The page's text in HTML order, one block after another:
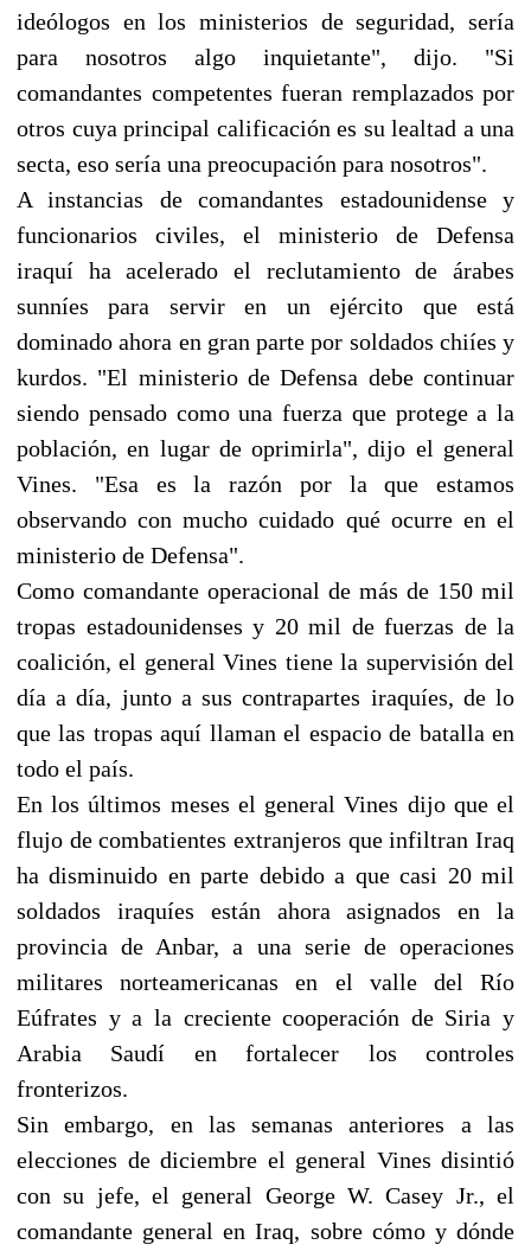
ideólogos en los ministerios de seguridad, sería
para nosotros algo inquietante", dijo. "Si
comandantes competentes fueran remplazados por
otros cuya principal calificación es su lealtad a una
secta, eso sería una preocupación para nosotros".
A instancias de comandantes estadounidense y
funcionarios civiles, el ministerio de Defensa
iraquí ha acelerado el reclutamiento de árabes
sunníes para servir en un ejército que está
dominado ahora en gran parte por soldados chiíes y
kurdos. "El ministerio de Defensa debe continuar
siendo pensado como una fuerza que protege a la
población, en lugar de oprimirla", dijo el general
Vines. "Esa es la razón por la que estamos
observando con mucho cuidado qué ocurre en el
ministerio de Defensa".
Como comandante operacional de más de 150 mil
tropas estadounidenses y 20 mil de fuerzas de la
coalición, el general Vines tiene la supervisión del
día a día, junto a sus contrapartes iraquíes, de lo
que las tropas aquí llaman el espacio de batalla en
todo el país.
En los últimos meses el general Vines dijo que el
flujo de combatientes extranjeros que infiltran Iraq
ha disminuido en parte debido a que casi 20 mil
soldados iraquíes están ahora asignados en la
provincia de Anbar, a una serie de operaciones
militares norteamericanas en el valle del Río
Eúfrates y a la creciente cooperación de Siria y
Arabia Saudí en fortalecer los controles
fronterizos.
Sin embargo, en las semanas anteriores a las
elecciones de diciembre el general Vines disintió
con su jefe, el general George W. Casey Jr., el
comandante general en Iraq, sobre cómo y dónde